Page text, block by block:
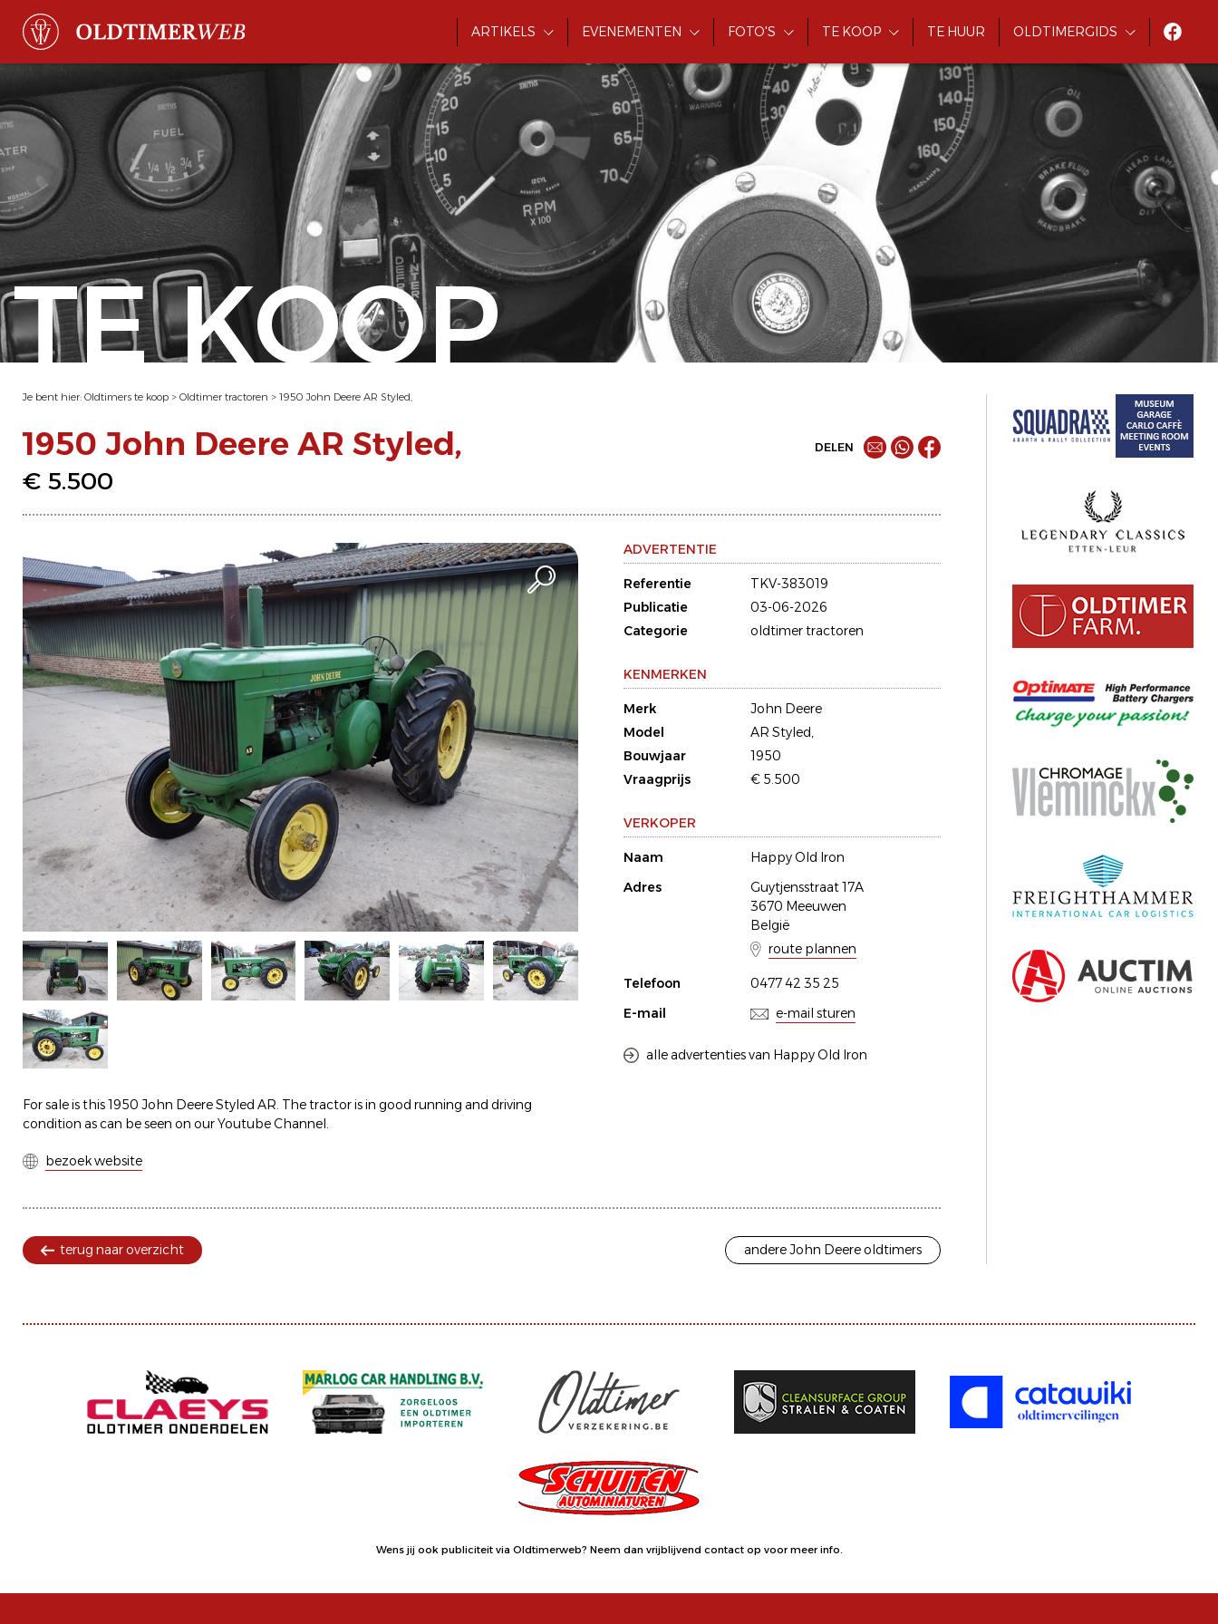
ARTIKELS EVENEMENTEN FOTO'S TE KOOP TE HUUR OLDTIMERGIDS
TE KOOP
Je bent hier: Oldtimers te koop > Oldtimer tractoren > 1950 John Deere AR Styled,
1950 John Deere AR Styled,
€ 5.500
DELEN
For sale is this 1950 John Deere Styled AR. The tractor is in good running and driving
condition as can be seen on our Youtube Channel.
bezoek website
ADVERTENTIE
Referentie
TKV-383019
Publicatie
03-06-2026
Categorie
oldtimer tractoren
KENMERKEN
Merk
John Deere
Model
AR Styled,
Bouwjaar
1950
Vraagprijs
€ 5.500
VERKOPER
Naam
Happy Old Iron
Adres
Guytjensstraat 17A
3670 Meeuwen
België
route plannen
Telefoon
0477 42 35 25
E-mail
e-mail sturen
alle advertenties van Happy Old Iron
terug naar overzicht andere John Deere oldtimers
Wens jij ook publiciteit via Oldtimerweb? Neem dan vrijblijvend contact op voor meer info.